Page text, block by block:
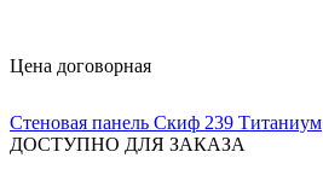
Цена договорная
Стеновая панель Скиф 239 Титаниум
ДОСТУПНО ДЛЯ ЗАКАЗА